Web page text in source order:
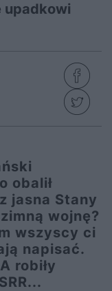
upadkowi
obalił
jasna Stany
wojnę?
wszyscy ci
napisać.
robiły